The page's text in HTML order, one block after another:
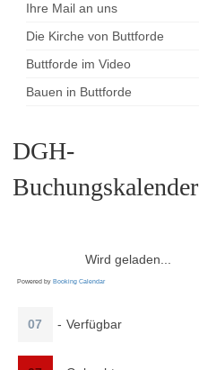
Ihre Mail an uns
Die Kirche von Buttforde
Buttforde im Video
Bauen in Buttforde
DGH-
Buchungskalender
Wird geladen...
Powered by Booking Calendar
07 - Verfügbar